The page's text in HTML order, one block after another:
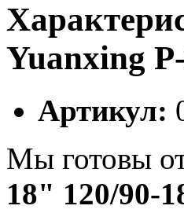
Yuanxing
Артикул:
Мы готовы
18" 120/90-